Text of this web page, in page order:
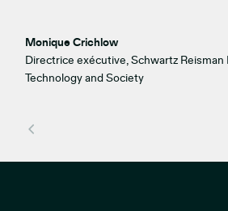
Monique Crichlow
Directrice exécutive, Schwartz
Technology and Society